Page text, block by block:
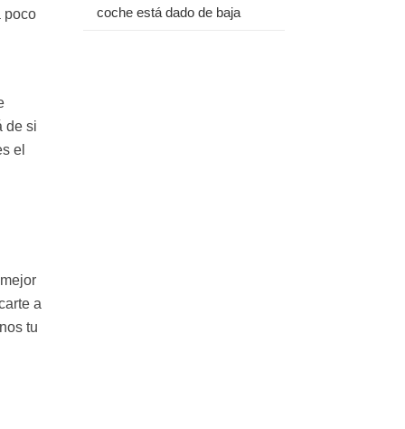
poco
de si
el
a
tu
coche está dado de baja